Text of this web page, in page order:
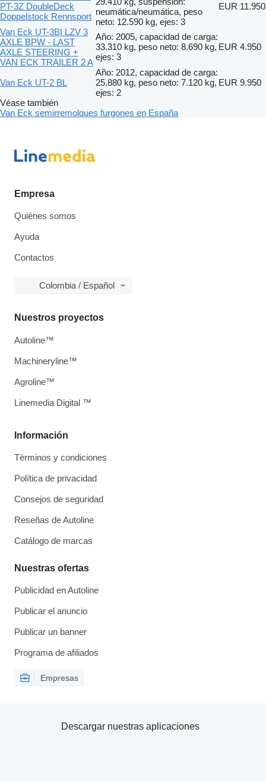
PT-3Z DoubleDeck
Doppelstock Rennsport neumática/neumática, peso
neto: 12.590 kg, ejes: 3
EUR 11.950
Van Eck UT-3BI LZV 3
AXLE BPW - LAST
AXLE STEERING +
VAN ECK TRAILER 2 A
Año: 2005, capacidad de carga:
33.310 kg, peso neto: 8.690 kg,
ejes: 3
EUR 4.950
Van Eck UT-2 BL
Año: 2012, capacidad de carga:
25.880 kg, peso neto: 7.120 kg,
ejes: 2
EUR 9.950
Véase también
Van Eck semirremolques furgones en España
Empresa
Quiénes somos
Ayuda
Contactos
Colombia / Español
Información
Términos y condiciones
Política de privacidad
Consejos de seguridad
Reseñas de Autoline
Catálogo de marcas
Nuestras ofertas
Publicidad en Autoline
Publicar el anuncio
Publicar un banner
Programa de afiliados
Empresas
Nuestros proyectos
Autoline™
Machineryline™
Agroline™
Linemedia Digital ™
Descargar nuestras aplicaciones